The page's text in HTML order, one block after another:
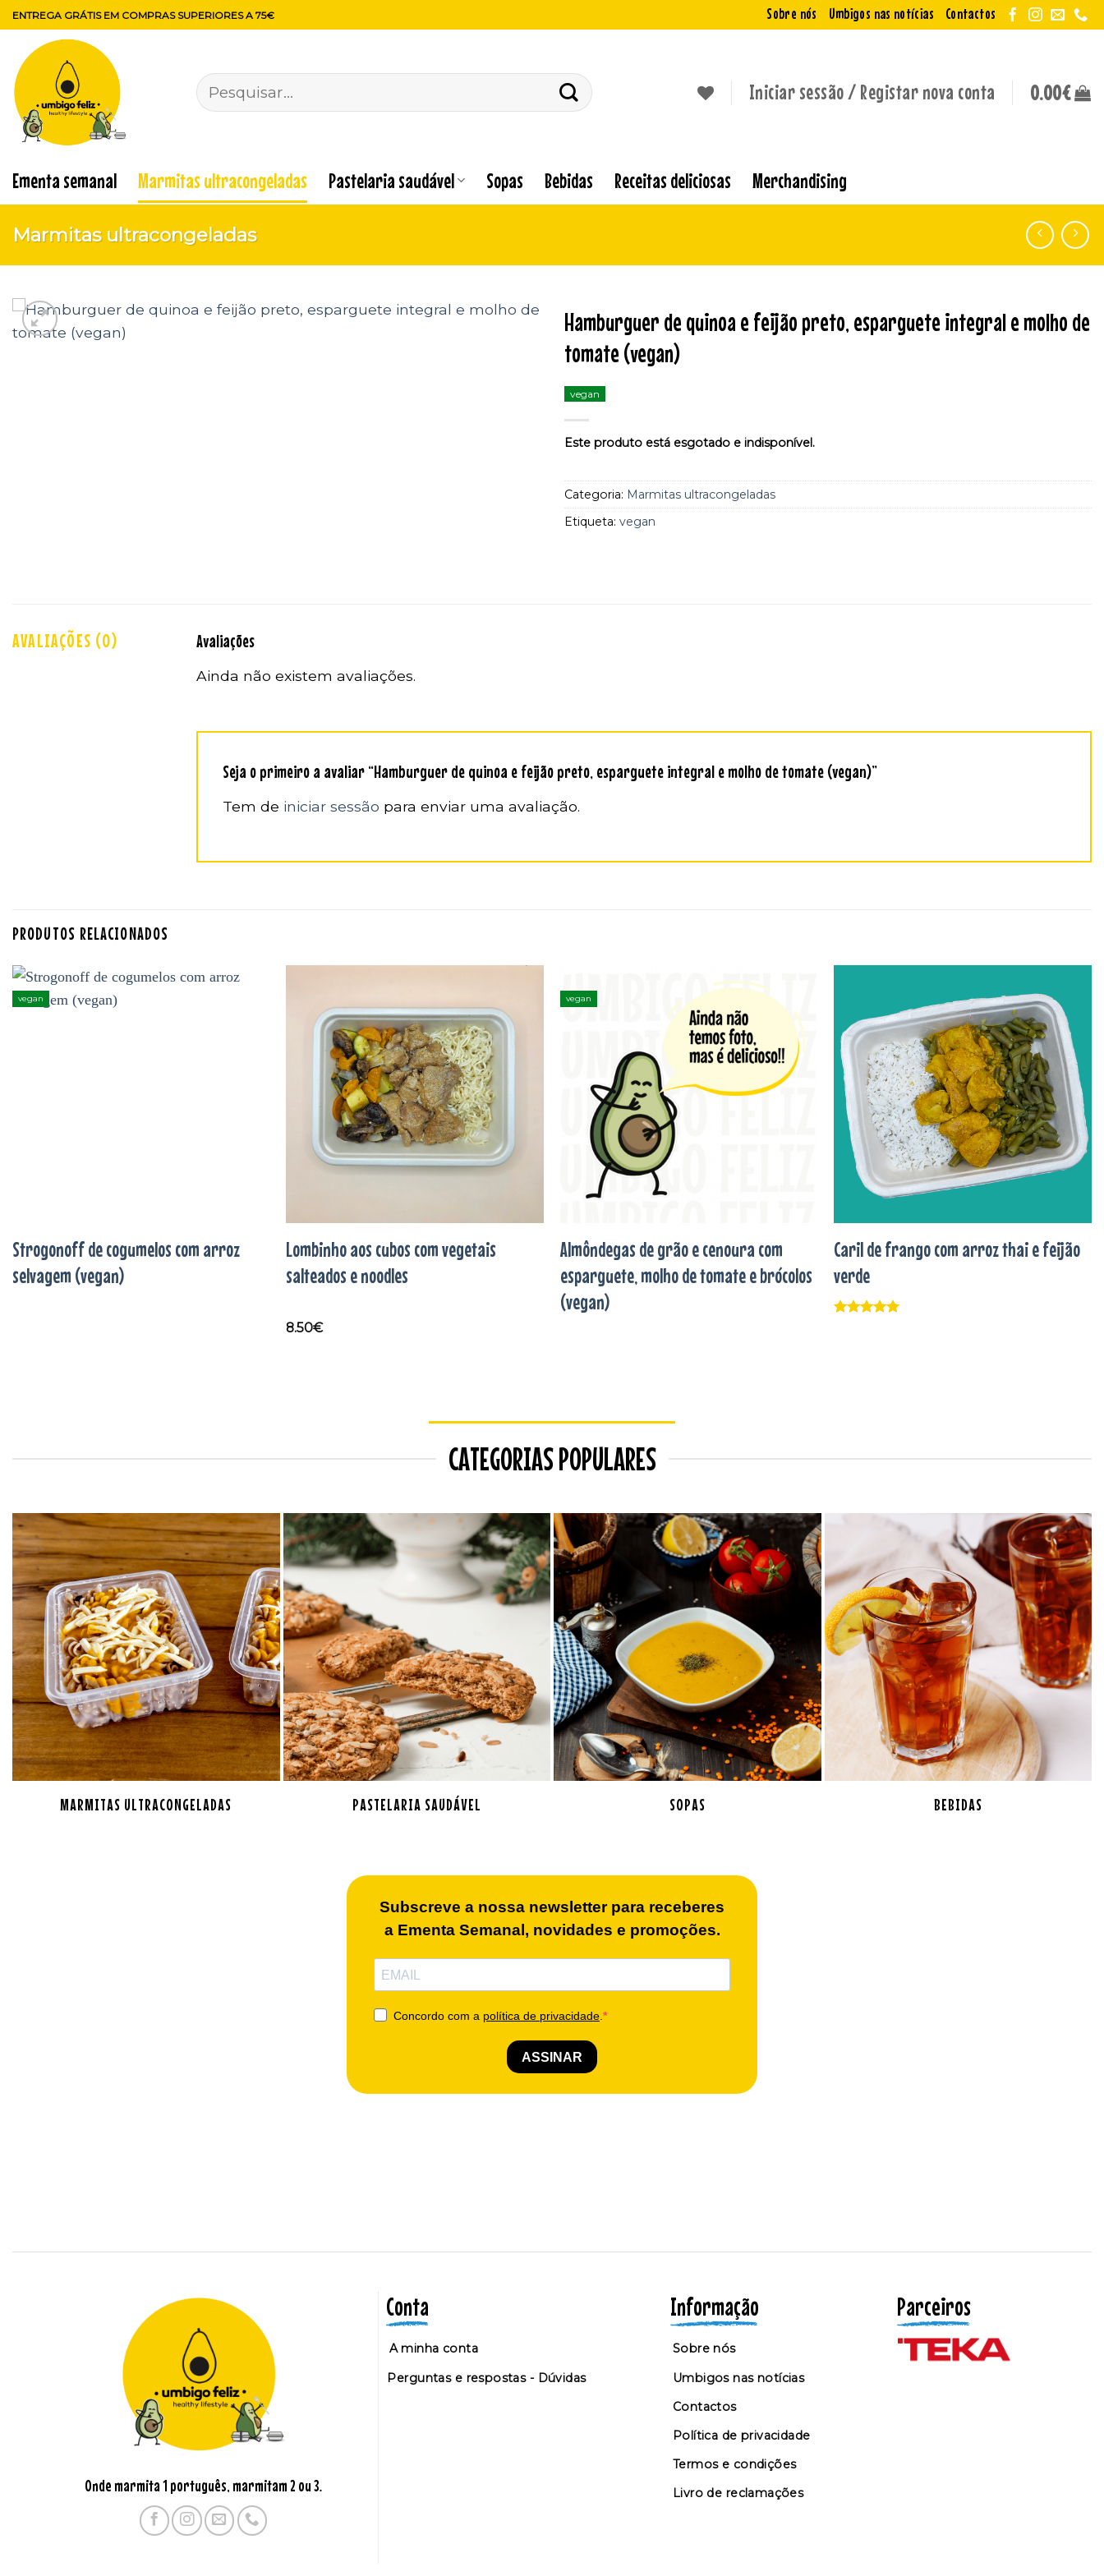
Skip
to
content
ENTREGA GRÁTIS EM COMPRAS SUPERIORES A 75€ Sobre nós Umbigos nas notícias Contactos
Pesquisar
por:
Iniciar sessão / Registar nova conta 0.00€
Ementa semanal Marmitas ultracongeladas Pastelaria saudável Sopas Bebidas Receitas deliciosas Merchandising
Marmitas ultracongeladas
Hamburguer de quinoa e feijão preto, esparguete integral e molho de
tomate (vegan)
vegan
Este produto está esgotado e indisponível.
Categoria: Marmitas ultracongeladas
Etiqueta: vegan
AVALIAÇÕES (0) Avaliações
Ainda não existem avaliações.
Seja o primeiro a avaliar “Hamburguer de quinoa e feijão preto, esparguete integral e molho de tomate (vegan)”
Tem de iniciar sessão para enviar uma avaliação.
PRODUTOS RELACIONADOS
vegan
Strogonoff de cogumelos com arroz
selvagem (vegan)
Adicionar
aos
favoritos
Lombinho aos cubos com vegetais
salteados e noodles
8.50€
vegan
Adicionar
favoritos
Almôndegas de grão e cenoura com
esparguete, molho de tomate e brócolos
(vegan)
Adicionar
aos
favoritos
Caril de frango com arroz thai e feijão
verde
CATEGORIAS POPULARES
MARMITAS ULTRACONGELADAS PASTELARIA SAUDÁVEL SOPAS BEBIDAS
Onde marmita 1 português, marmitam 2 ou 3.
Conta
A minha conta
Perguntas e respostas - Dúvidas
Informação
Sobre nós
Umbigos nas notícias
Contactos
Política de privacidade
Termos e condições
Livro de reclamações
Parceiros